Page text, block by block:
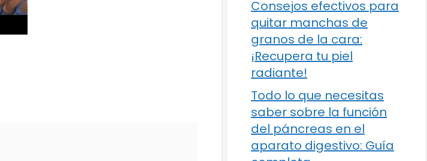
Consejos efectivos para
quitar manchas de
granos de la cara:
¡Recupera tu piel
radiante!
Todo lo que necesitas
saber sobre la función
del páncreas en el
aparato digestivo: Guía